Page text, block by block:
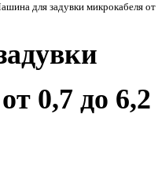
для задувки микрокабеля от
0,7 до 6,2